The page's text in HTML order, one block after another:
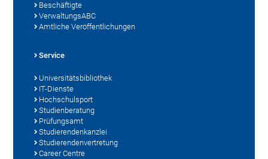
Beschäftigte
VerwaltungsABC
Amtliche Veröffentlichungen
Service
Universitätsbibliothek
IT-Dienste
Hochschulsport
Studienberatung
Prüfungsamt
Studierendenkanzlei
Studierendenvertretung
Career Centre